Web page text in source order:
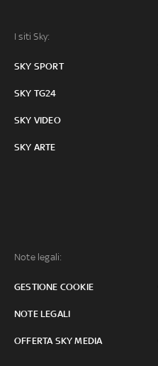
I siti Sky:
SKY SPORT
SKY TG24
SKY VIDEO
SKY ARTE
Note legali:
GESTIONE COOKIE
NOTE LEGALI
OFFERTA SKY MEDIA